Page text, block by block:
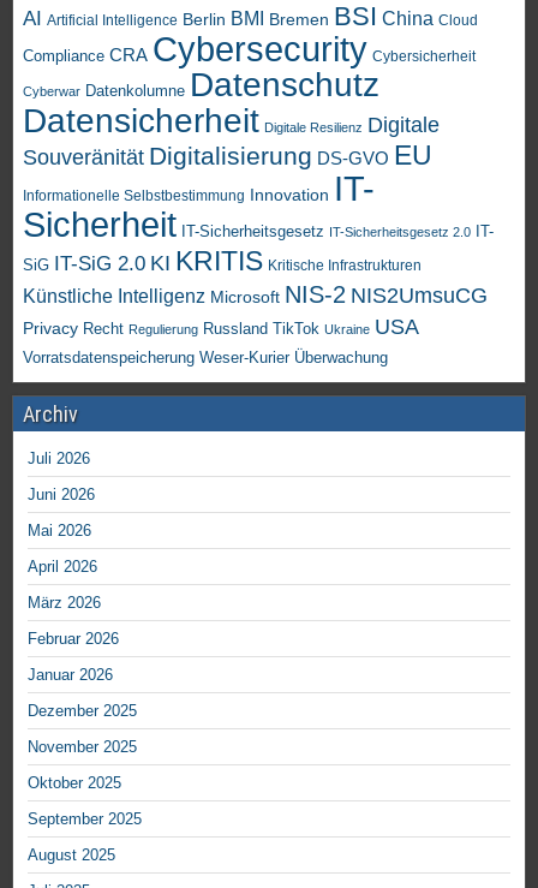
AI Artificial Intelligence Berlin BMI Bremen BSI China Cloud
Compliance CRA Cybersecurity Cybersicherheit
Cyberwar Datenkolumne Datenschutz
Datensicherheit Digitale Resilienz Digitale
Souveränität Digitalisierung DS-GVO EU
Informationelle Selbstbestimmung Innovation IT-
Sicherheit IT-Sicherheitsgesetz IT-Sicherheitsgesetz 2.0
IT-
SiG IT-SiG 2.0 KI KRITIS Kritische Infrastrukturen
Künstliche Intelligenz Microsoft NIS-2 NIS2UmsuCG
Privacy Recht Regulierung Russland TikTok Ukraine USA
Vorratsdatenspeicherung Weser-Kurier Überwachung
Archiv
Juli 2026
Juni 2026
Mai 2026
April 2026
März 2026
Februar 2026
Januar 2026
Dezember 2025
November 2025
Oktober 2025
September 2025
August 2025